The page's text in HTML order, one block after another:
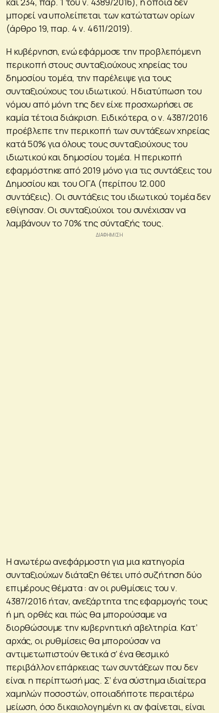
μπορεί να υπολείπεται των κατώτατων ορίων
(άρθρο 19, παρ. 4 ν. 4611/2019).
Η κυβέρνηση, ενώ εφάρμοσε την προβλεπόμενη
περικοπή στους συνταξιούχους χηρείας του
δημοσίου τομέα, την παρέλειψε για τους
συνταξιούχους του ιδιωτικού. Η διατύπωση του
νόμου από μόνη της δεν είχε προσχωρήσει σε
καμία τέτοια διάκριση. Ειδικότερα, ο ν. 4387/2016
προέβλεπε την περικοπή των συντάξεων χηρείας
κατά 50% για όλους τους συνταξιούχους του
ιδιωτικού και δημοσίου τομέα. Η περικοπή
εφαρμόστηκε από 2019 μόνο για τις συντάξεις του
Δημοσίου και του ΟΓΑ (περίπου 12.000
συντάξεις). Οι συντάξεις του ιδιωτικού τομέα δεν
εθίγησαν. Οι συνταξιούχοι του συνέχισαν να
λαμβάνουν το 70% της σύνταξής τους.
Η ανωτέρω ανεφάρμοστη για μια κατηγορία
συνταξιούχων διάταξη θέτει υπό συζήτηση δύο
επιμέρους θέματα : αν οι ρυθμίσεις του ν.
4387/2016 ήταν, ανεξάρτητα της εφαρμογής τους
ή μη, ορθές και πώς θα μπορούσαμε να
διορθώσουμε την κυβερνητική αβελτηρία. Κατ’
αρχάς, οι ρυθμίσεις θα μπορούσαν να
αντιμετωπιστούν θετικά σ’ ένα θεσμικό
περιβάλλον επάρκειας των συντάξεων που δεν
είναι η περίπτωσή μας. Σ’ ένα σύστημα ιδιαίτερα
χαμηλών ποσοστών, οποιαδήποτε περαιτέρω
μείωση, όσο δικαιολογημένη κι αν φαίνεται, είναι